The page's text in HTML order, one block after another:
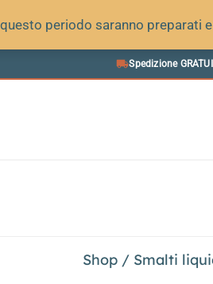
periodo saranno preparati
Spedizione
Shop / Smalti